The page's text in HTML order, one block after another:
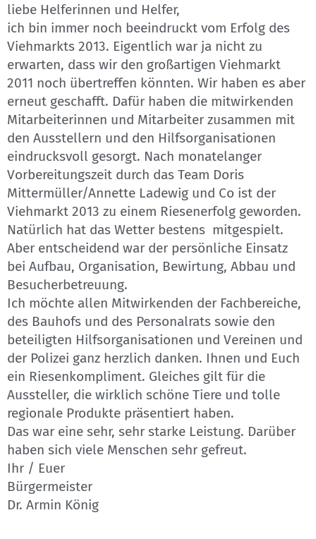
liebe Helferinnen und Helfer,
ich bin immer noch beeindruckt vom Erfolg des
Viehmarkts 2013. Eigentlich war ja nicht zu
erwarten, dass wir den großartigen Viehmarkt
2011 noch übertreffen könnten. Wir haben es aber
erneut geschafft. Dafür haben die mitwirkenden
Mitarbeiterinnen und Mitarbeiter zusammen mit
den Ausstellern und den Hilfsorganisationen
eindrucksvoll gesorgt. Nach monatelanger
Vorbereitungszeit durch das Team Doris
Mittermüller/Annette Ladewig und Co ist der
Viehmarkt 2013 zu einem Riesenerfolg geworden.
Natürlich hat das Wetter bestens mitgespielt.
Aber entscheidend war der persönliche Einsatz
bei Aufbau, Organisation, Bewirtung, Abbau und
Besucherbetreuung.
Ich möchte allen Mitwirkenden der Fachbereiche,
des Bauhofs und des Personalrats sowie den
beteiligten Hilfsorganisationen und Vereinen und
der Polizei ganz herzlich danken. Ihnen und Euch
ein Riesenkompliment. Gleiches gilt für die
Aussteller, die wirklich schöne Tiere und tolle
regionale Produkte präsentiert haben.
Das war eine sehr, sehr starke Leistung. Darüber
haben sich viele Menschen sehr gefreut.
Ihr / Euer
Bürgermeister
Dr. Armin König